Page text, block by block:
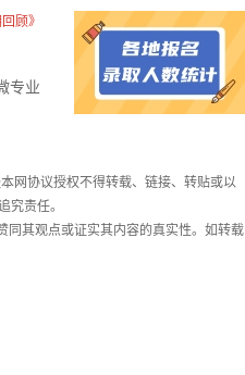
顾》
专业
网协议授权不得转载、链接、转贴或以
究责任。
其观点或证实其内容的真实性。如转载